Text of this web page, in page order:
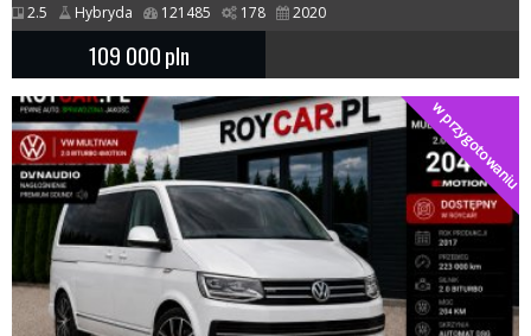
2.5 Hybryda 121485 178 2020
109 000pln
w przygotowaniu